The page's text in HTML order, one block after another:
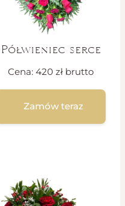
Półwieniec serce
Cena: 420 zł brutto
Zamów teraz